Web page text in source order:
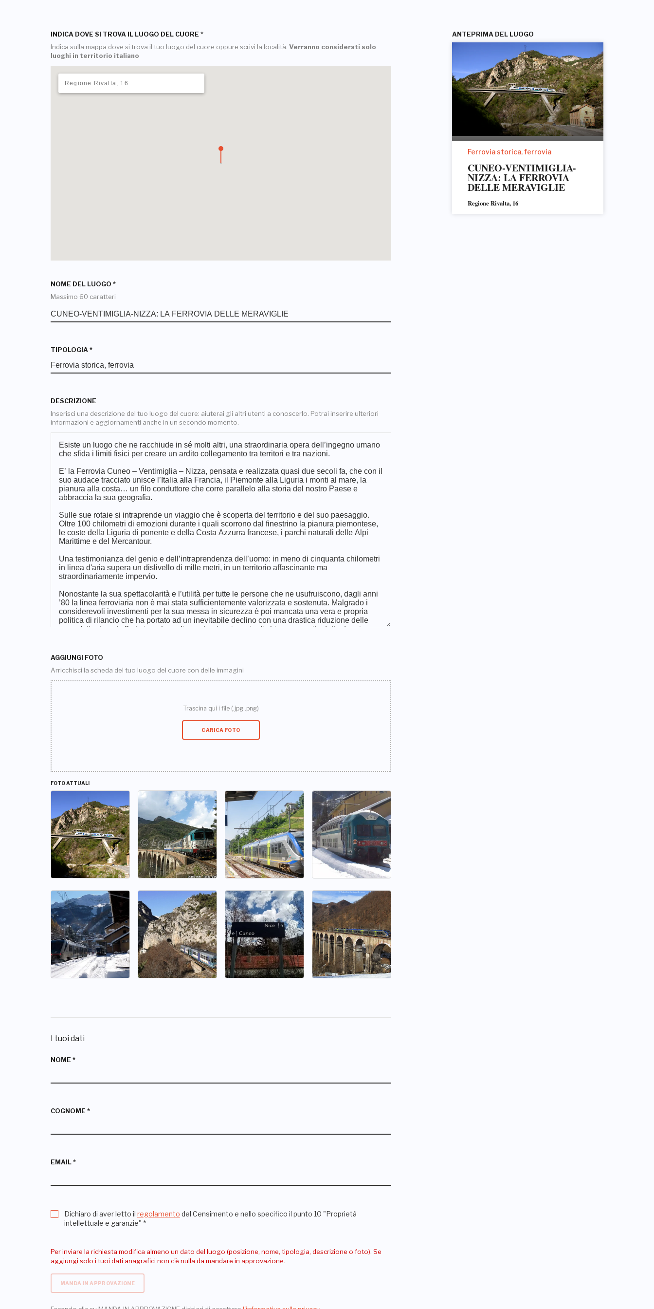
INDICA DOVE SI TROVA IL LUOGO DEL CUORE *
Indica sulla mappa dove si trova il tuo luogo del cuore oppure scrivi la località. Verranno considerati solo
luoghi in territorio italiano
NOME DEL LUOGO *
Massimo 60 caratteri
TIPOLOGIA *
DESCRIZIONE
Inserisci una descrizione del tuo luogo del cuore: aiuterai gli altri utenti a conoscerlo. Potrai inserire ulteriori
informazioni e aggiornamenti anche in un secondo momento.
AGGIUNGI FOTO
Arricchisci la scheda del tuo luogo del cuore con delle immagini
Trascina qui i file (.jpg .png)
CARICA FOTO
FOTO ATTUALI
I tuoi dati
NOME *
COGNOME *
EMAIL *
Dichiaro di aver letto il regolamento del Censimento e nello specifico il punto 10 "Proprietà
intellettuale e garanzie" *
Per inviare la richiesta modifica almeno un dato del luogo (posizione, nome, tipologia, descrizione o foto). Se
aggiungi solo i tuoi dati anagrafici non c'è nulla da mandare in approvazione.
MANDA IN APPROVAZIONE
ANTEPRIMA DEL LUOGO
Ferrovia storica, ferrovia
CUNEO-VENTIMIGLIA-
NIZZA: LA FERROVIA
DELLE MERAVIGLIE
Regione Rivalta, 16